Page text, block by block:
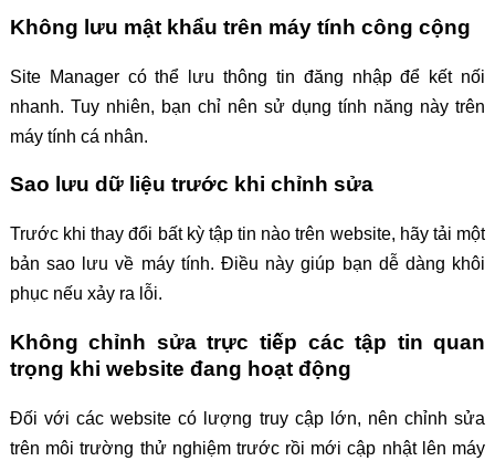
Không lưu mật khẩu trên máy tính công cộng
Site Manager có thể lưu thông tin đăng nhập để kết nối
nhanh. Tuy nhiên, bạn chỉ nên sử dụng tính năng này trên
máy tính cá nhân.
Sao lưu dữ liệu trước khi chỉnh sửa
Trước khi thay đổi bất kỳ tập tin nào trên website, hãy tải một
bản sao lưu về máy tính. Điều này giúp bạn dễ dàng khôi
phục nếu xảy ra lỗi.
Không chỉnh sửa trực tiếp các tập tin quan
trọng khi website đang hoạt động
Đối với các website có lượng truy cập lớn, nên chỉnh sửa
trên môi trường thử nghiệm trước rồi mới cập nhật lên máy